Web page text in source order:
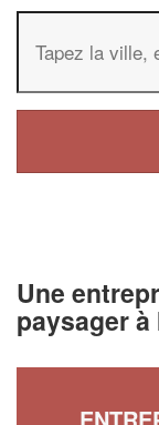
Une
paysager à